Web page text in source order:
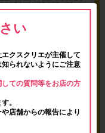
い
クスクリエが主催して
られないようにご注意
ての質問等をお店の方
。
店舗からの報告により